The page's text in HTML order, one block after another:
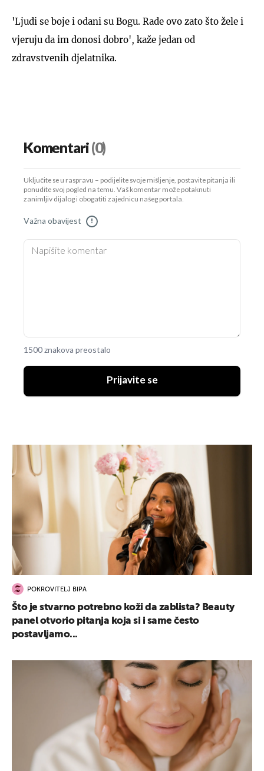
'Ljudi se boje i odani su Bogu. Rade ovo zato što žele i
vjeruju da im donosi dobro', kaže jedan od
zdravstvenih djelatnika.
Komentari(0)
Uključite se u raspravu – podijelite svoje mišljenje, postavite pitanja ili
ponudite svoj pogled na temu. Vaš komentar može potaknuti
zanimljiv dijalog i obogatiti zajednicu našeg portala.
Važna obavijest !
1500 znakova preostalo
Prijavite se
POKROVITELJ BIPA
Što je stvarno potrebno koži da zablista? Beauty
panel otvorio pitanja koja si i same često
postavljamo...